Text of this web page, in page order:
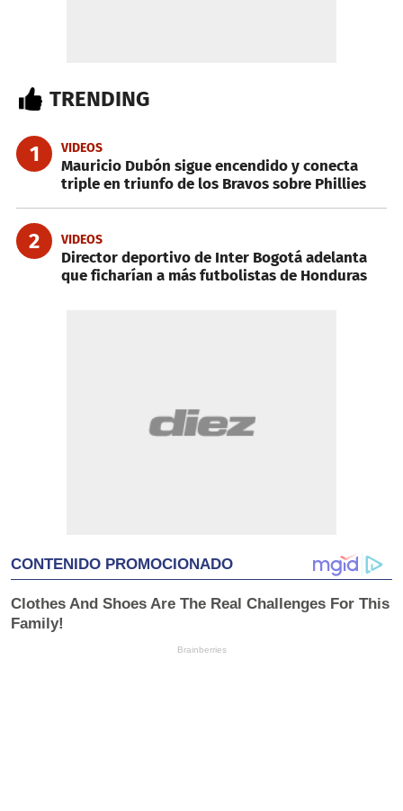
TRENDING
1 VIDEOS
Mauricio Dubón sigue encendido y conecta
triple en triunfo de los Bravos sobre Phillies
2 VIDEOS
Director deportivo de Inter Bogotá adelanta
que ficharían a más futbolistas de Honduras